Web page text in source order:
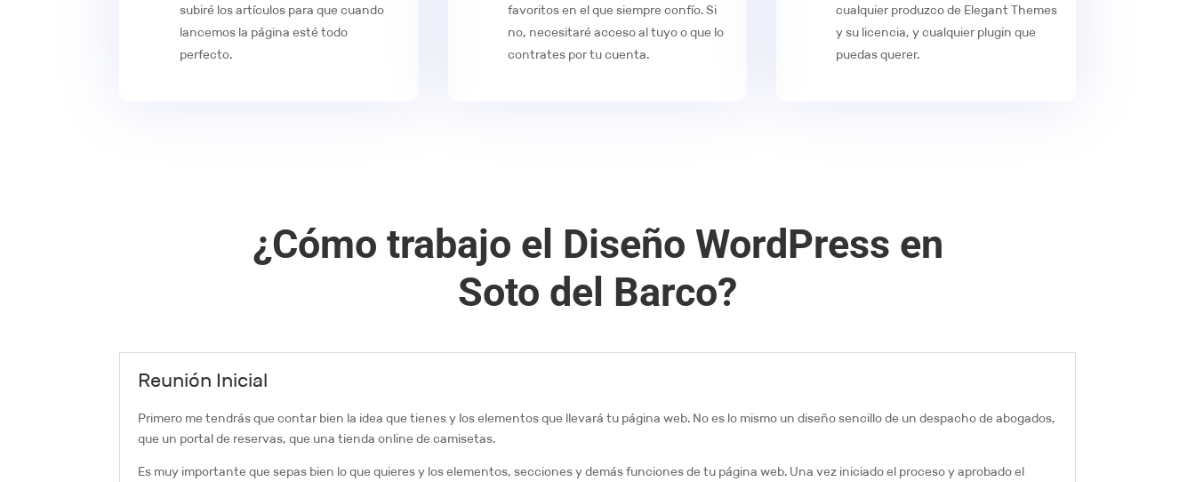
subiré los artículos para que cuando
lancemos la página esté todo
perfecto.
favoritos en el que siempre confío. Si
no, necesitaré acceso al tuyo o que lo
contrates por tu cuenta.
cualquier produzco de Elegant Themes
y su licencia, y cualquier plugin que
puedas querer.
¿Cómo trabajo el Diseño WordPress en
Soto del Barco?
Reunión Inicial
Primero me tendrás que contar bien la idea que tienes y los elementos que llevará tu página web. No es lo mismo un diseño sencillo de un despacho de abogados,
que un portal de reservas, que una tienda online de camisetas.
Es muy importante que sepas bien lo que quieres y los elementos, secciones y demás funciones de tu página web. Una vez iniciado el proceso y aprobado el